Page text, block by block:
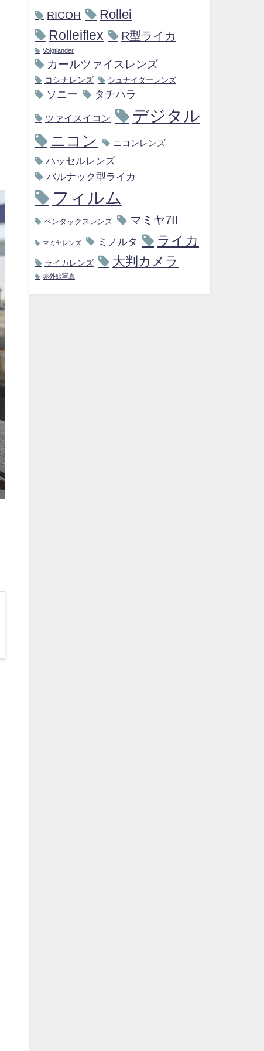
RICOH
Rollei
Rolleiflex
R型ライカ
Voigtlander
カールツァイスレンズ
コシナレンズ シュナイダーレンズ
ソニー タチハラ
ツァイスイコン デジタル
ニコン ニコンレンズ
ハッセルレンズ
バルナック型ライカ
フィルム
ペンタックスレンズ マミヤ7II
マミヤレンズ ミノルタ ライカ
ライカレンズ 大判カメラ
赤外線写真